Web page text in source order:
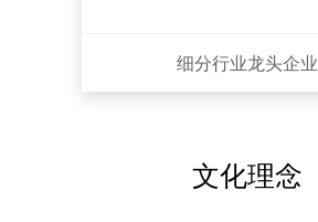
细分行业龙头企业
文化理念